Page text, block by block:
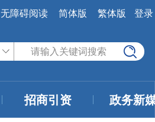
无障碍阅读 简体版 繁体版 登录
招商引资 政务新